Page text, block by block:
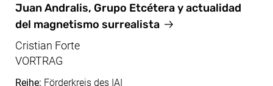
Jan, 30.01.2025
Juan Andralis, Grupo Etcétera y actualidad
del magnetismo surrealista
Cristian Forte
VORTRAG
Reihe: Förderkreis des IAI